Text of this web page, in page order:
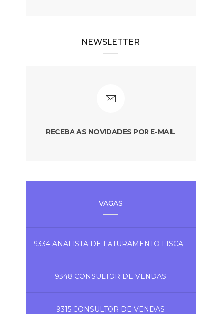
NEWSLETTER
RECEBA AS NOVIDADES POR E-MAIL
VAGAS
9334 ANALISTA DE FATURAMENTO FISCAL
9348 CONSULTOR DE VENDAS
9315 CONSULTOR DE VENDAS